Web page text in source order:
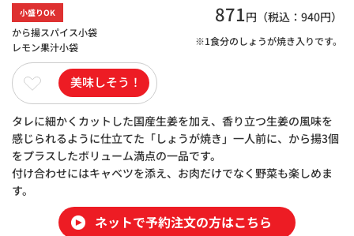
小盛りOK
から揚スパイス小袋
レモン果汁小袋
871円（税込： 940円）
※1食分のしょうが焼き入りです。
美味しそう！
タレに細かくカットした国産生姜を加え、香り立つ生姜の風味を
感じられるように仕立てた「しょうが焼き」一人前に、から揚3個
をプラスしたボリューム満点の一品です。
付け合わせにはキャベツを添え、お肉だけでなく野菜も楽しめま
す。
ネットで予約注文の方はこちら